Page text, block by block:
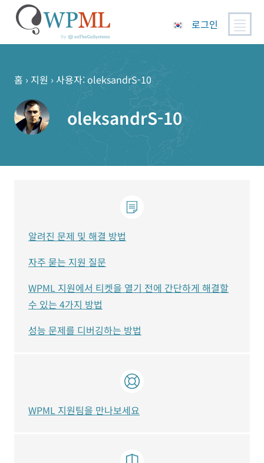
로그인
홈 › 지원 › 사용자: oleksandrS-10
oleksandrS-10
알려진 문제 및 해결 방법
자주 묻는 지원 질문
WPML 지원에서 티켓을 열기 전에 간단하게 해결할
수 있는 4가지 방법
성능 문제를 디버깅하는 방법
WPML 지원팀을 만나보세요